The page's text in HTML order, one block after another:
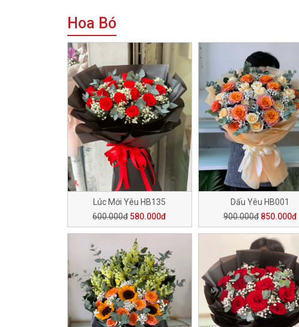
Hoa Bó
Lúc Mới Yêu HB135
600.000đ 580.000đ
Dấu Yêu HB001
900.000đ 850.000đ